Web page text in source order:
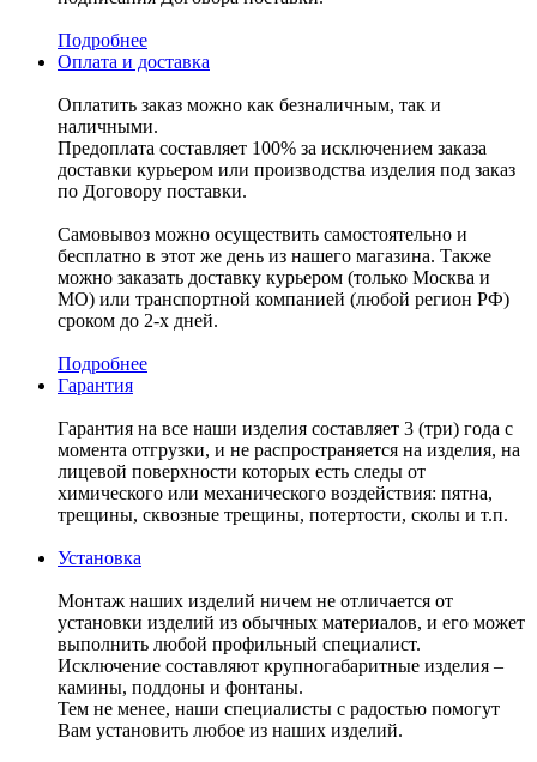
Подробнее
Оплата и доставка
Оплатить заказ можно как безналичным, так и
наличными.
Предоплата составляет 100% за исключением заказа
доставки курьером или производства изделия под заказ
по Договору поставки.
Самовывоз можно осуществить самостоятельно и
бесплатно в этот же день из нашего магазина. Также
можно заказать доставку курьером (только Москва и
МО) или транспортной компанией (любой регион РФ)
сроком до 2-х дней.
Подробнее
Гарантия
Гарантия на все наши изделия составляет 3 (три) года с
момента отгрузки, и не распространяется на изделия, на
лицевой поверхности которых есть следы от
химического или механического воздействия: пятна,
трещины, сквозные трещины, потертости, сколы и т.п.
Установка
Монтаж наших изделий ничем не отличается от
установки изделий из обычных материалов, и его может
выполнить любой профильный специалист.
Исключение составляют крупногабаритные изделия –
камины, поддоны и фонтаны.
Тем не менее, наши специалисты с радостью помогут
Вам установить любое из наших изделий.